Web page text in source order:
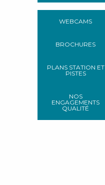
WEBCAMS
BROCHURES
PLANS STATION ET
PISTES
NOS
ENGAGEMENTS
QUALITÉ